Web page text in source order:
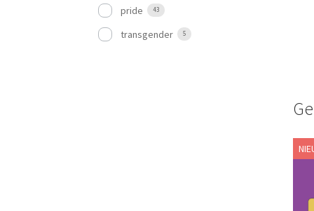
pride 43
transgender 5